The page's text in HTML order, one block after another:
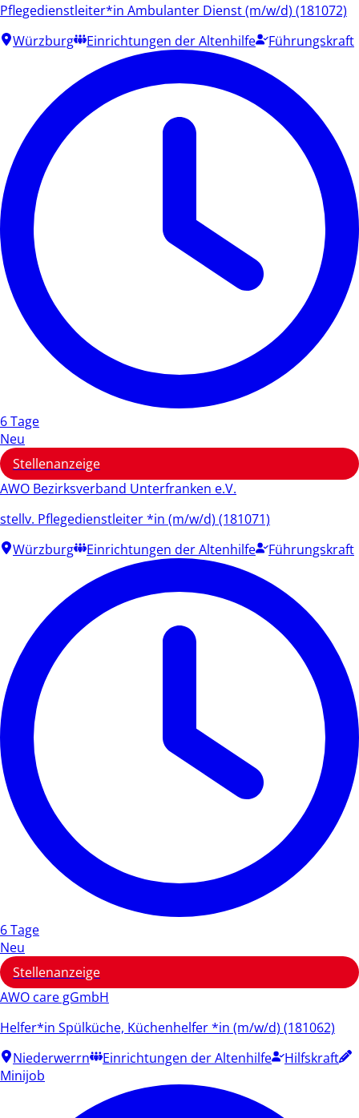
Pflegedienstleiter*in Ambulanter Dienst (m/w/d) (181072)
Würzburg
Einrichtungen der Altenhilfe Führungskraft
6 Tage
Neu
Stellenanzeige
AWO Bezirksverband Unterfranken e.V.
stellv. Pflegedienstleiter *in (m/w/d) (181071)
Würzburg
Einrichtungen der Altenhilfe Führungskraft
6 Tage
Neu
Stellenanzeige
AWO care gGmbH
Helfer*in Spülküche, Küchenhelfer *in (m/w/d) (181062)
Niederwerrn
Einrichtungen der Altenhilfe
Hilfskraft
Minijob